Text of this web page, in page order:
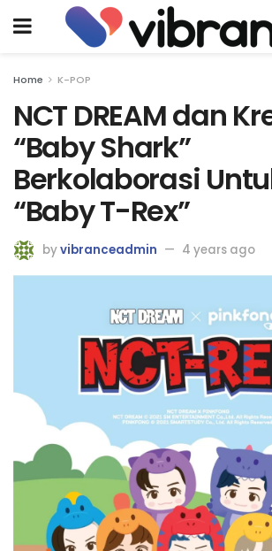
Home K-POP
NCT DREAM dan
“Baby Shark”
Berkolaborasi
“Baby T-Rex”
byvibranceadmin 4 years ago